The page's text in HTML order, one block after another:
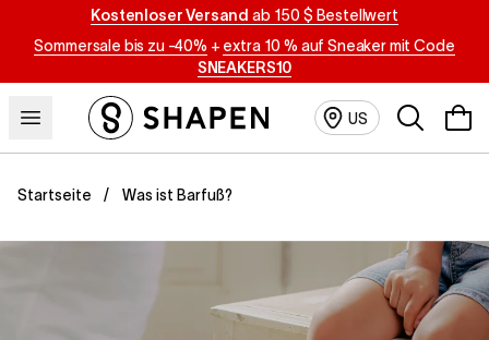
Kostenloser Versand ab 150 $ Bestellwert
Sommersale bis zu -40% + extra 10 % auf Sneaker mit Code
SNEAKERS10
US Suchen
Startseite Was ist Barfuß?